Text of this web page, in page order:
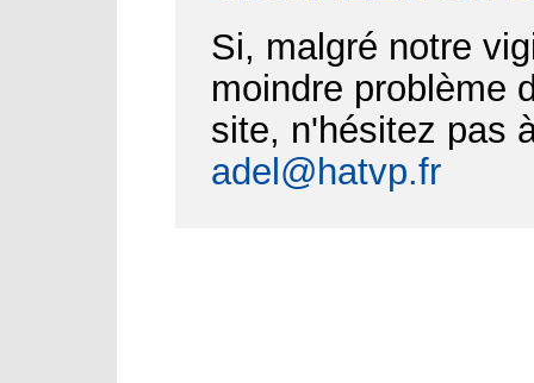
Si, malgré notre
moindre problème
site, n'hésitez pas
adel@hatvp.fr